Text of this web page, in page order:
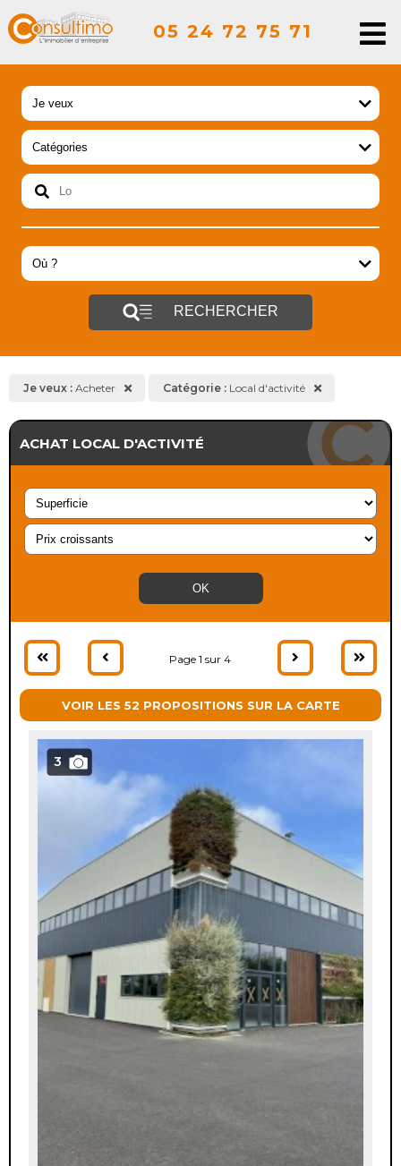
05 24 72 75 71
RECHERCHER
Je veux : Acheter Catégorie : Local d'activité
ACHAT LOCAL D'ACTIVITÉ
Page 1 sur 4
VOIR LES 52 PROPOSITIONS SUR LA CARTE
3